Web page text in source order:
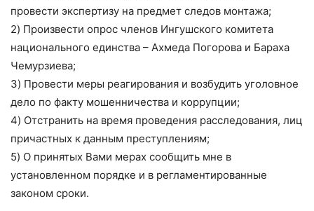
провести экспертизу на предмет следов монтажа;
2) Произвести опрос членов Ингушского комитета
национального единства – Ахмеда Погорова и Бараха
Чемурзиева;
3) Провести меры реагирования и возбудить уголовное
дело по факту мошенничества и коррупции;
4) Отстранить на время проведения расследования, лиц
причастных к данным преступлениям;
5) О принятых Вами мерах сообщить мне в
установленном порядке и в регламентированные
законом сроки.